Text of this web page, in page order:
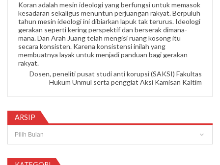
Koran adalah mesin ideologi yang berfungsi untuk memasok
kesadaran sekaligus menuntun perjuangan rakyat. Berpuluh
tahun mesin ideologi ini dibiarkan lapuk tak terurus. Ideologi
gerakan seperti kering perspektif dan berserak dimana-
mana. Dan Arah Juang telah mengisi ruang kosong itu
secara konsisten. Karena konsistensi inilah yang
membuatnya layak untuk menjadi panduan bagi gerakan
rakyat.
Dosen, peneliti pusat studi anti korupsi (SAKSI) Fakultas
Hukum Unmul serta penggiat Aksi Kamisan Kaltim
ARSIP